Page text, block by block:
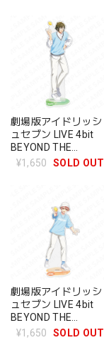
劇場版アイドリッシ
ュセブン LIVE 4bit
BEYOND THE
PERiOD アクリルス
¥1,650 SOLD OUT
劇場版アイドリッシ
ュセブン LIVE 4bit
BEYOND THE
PERiOD アクリルス
¥1,650 SOLD OUT